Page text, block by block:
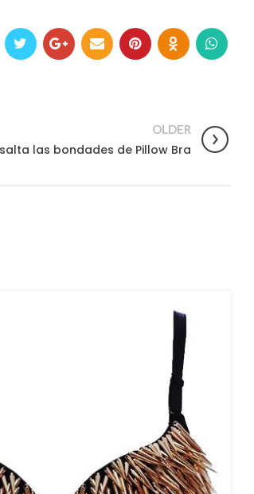
OLDER
las bondades de Pillow Bra